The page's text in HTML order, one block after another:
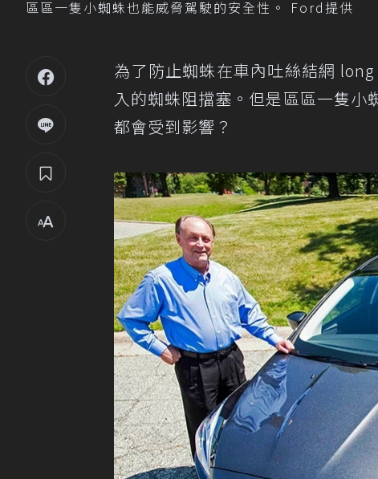
區區一隻小蜘蛛也能威脅駕駛的安全性。 Ford提供
為了防止蜘蛛在車內吐絲結網 long
入的蜘蛛阻擋塞。但是區區一隻小
都會受到影響？